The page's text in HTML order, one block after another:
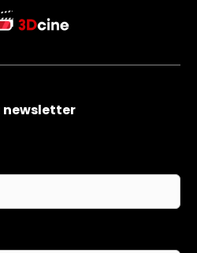
newsletter